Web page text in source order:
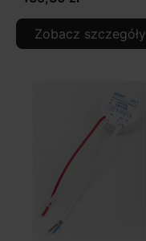
Zobacz szczegóły